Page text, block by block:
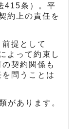
415条）。平
約上の責任を
提として
よって約束し
契約関係も
問うことは
があります。